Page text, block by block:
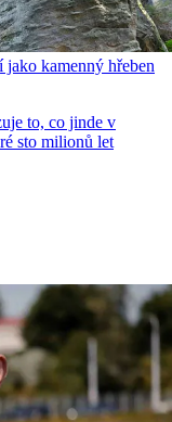
jako kamenný hřeben
to, co jinde v
sto milionů let